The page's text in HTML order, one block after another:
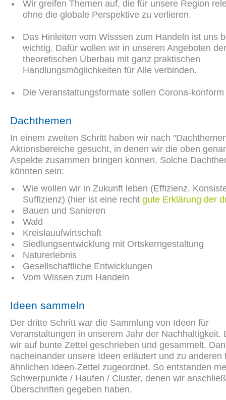
Wir greifen Themen auf, die für unsere Region
ohne die globale Perspektive zu verlieren.
Das Hinleiten vom Wisssen zum Handeln ist uns
wichtig. Dafür wollen wir in unseren Angeboten
theoretischen Überbau mit ganz praktischen
Handlungsmöglichkeiten für Alle verbinden.
Die Veranstaltungsformate sollen Corona-
Dachthemen
In einem zweiten Schritt haben wir nach
Aktionsbereiche gesucht, in denen wir die oben
Aspekte zusammen bringen können. Solche
könnten sein:
Wie wollen wir in Zukunft leben (Effizienz,
Suffizienz) (hier ist eine recht gute Erklärung der
Bauen und Sanieren
Wald
Kreislauufwirtschaft
Siedlungsentwicklung mit Ortskerngestaltung
Naturerlebnis
Gesellschaftliche Entwicklungen
Vom Wissen zum Handeln
Ideen sammeln
Der dritte Schritt war die Sammlung von Ideen für
Veranstaltungen in unserem Jahr der Nachhaltigkeit.
wir auf bunte Zettel geschrieben und gesammelt.
nacheinander unsere Ideen erläutert und zu anderen
ähnlichen Ideen-Zettel zugeordnet. So entstanden
Schwerpunkte / Haufen / Cluster, denen wir
Überschriften gegeben haben.